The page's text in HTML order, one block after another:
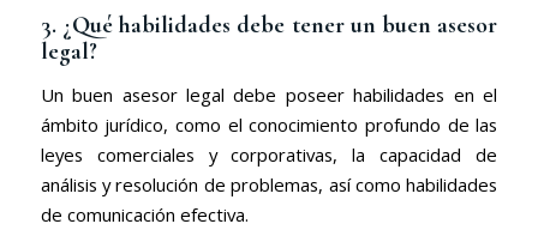
3. ¿Qué habilidades debe tener un buen asesor
legal?
Un buen asesor legal debe poseer habilidades en el
ámbito jurídico, como el conocimiento profundo de las
leyes comerciales y corporativas, la capacidad de
análisis y resolución de problemas, así como habilidades
de comunicación efectiva.